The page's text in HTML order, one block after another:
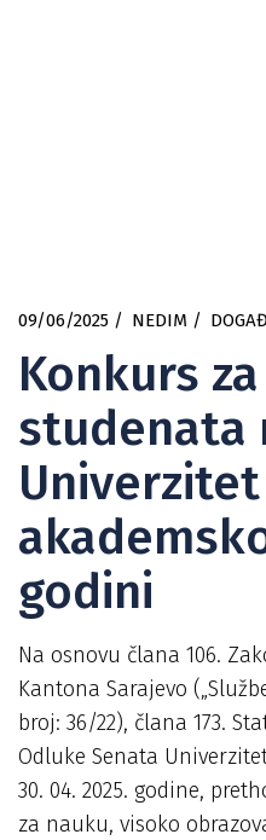
09/06/2025 NEDIM
Konkurs
studenata
godini
Na osnovu člana 106.
Kantona Sarajevo
broj: 36/22), člana 173.
Odluke Senata
30. 04. 2025. godine,
za nauku, visoko